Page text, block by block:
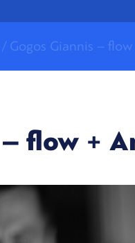
/ Gogos Giannis –
– flow +